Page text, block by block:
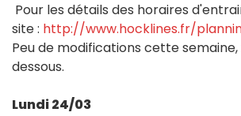
Pour les détails des horaires
site : http://www.hocklines.fr/
Peu de modifications cette
dessous.
Lundi 24/03